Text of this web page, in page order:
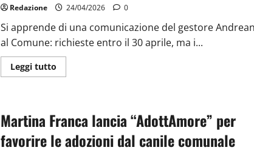
Redazione 24/04/2026 0
Si apprende di una comunicazione del gestore
al Comune: richieste entro il 30 aprile, ma i...
Leggi tutto
Martina Franca lancia “AdottAmore” per
favorire le adozioni dal canile comunale